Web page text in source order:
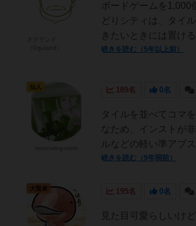
ボードゲームを1,000
どりシティは、タイ
きたいときには置け
続きを読む（5年以上前）
189名 0名
タイルを並べてコマ
なため、インストが
ルなどの軽い準アブ
続きを読む（9年弱前）
仙人
195名 0名
見た目可愛らしいけ
大賢者